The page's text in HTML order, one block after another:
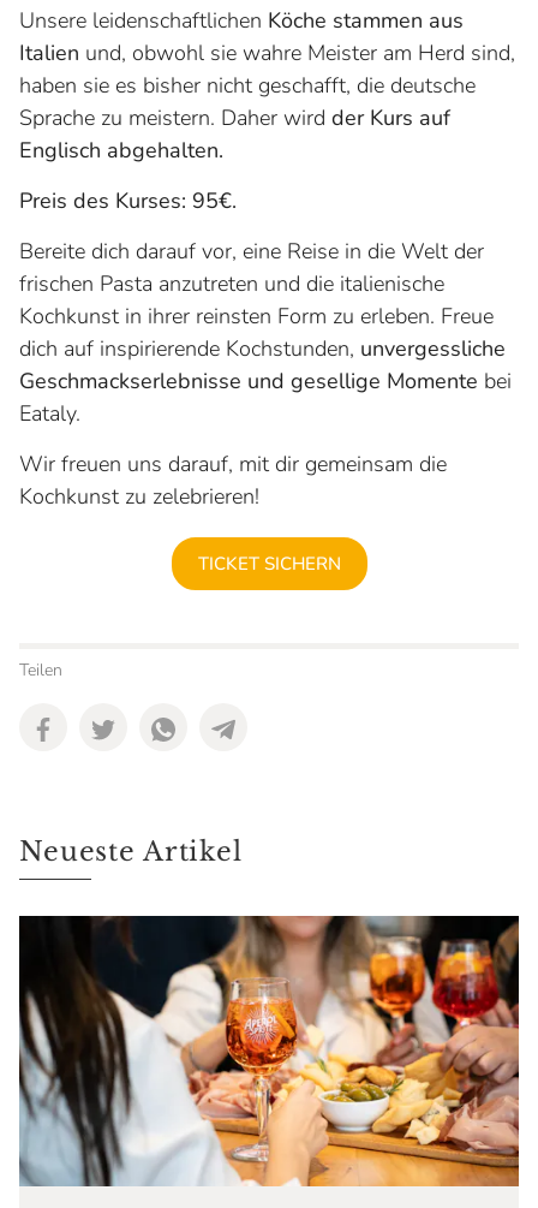
Unsere leidenschaftlichen Köche stammen aus
Italien und, obwohl sie wahre Meister am Herd sind,
haben sie es bisher nicht geschafft, die deutsche
Sprache zu meistern. Daher wird der Kurs auf
Englisch abgehalten.
Preis des Kurses: 95€.
Bereite dich darauf vor, eine Reise in die Welt der
frischen Pasta anzutreten und die italienische
Kochkunst in ihrer reinsten Form zu erleben. Freue
dich auf inspirierende Kochstunden, unvergessliche
Geschmackserlebnisse und gesellige Momente bei
Eataly.
Wir freuen uns darauf, mit dir gemeinsam die
Kochkunst zu zelebrieren!
TICKET SICHERN
Teilen
Neueste Artikel